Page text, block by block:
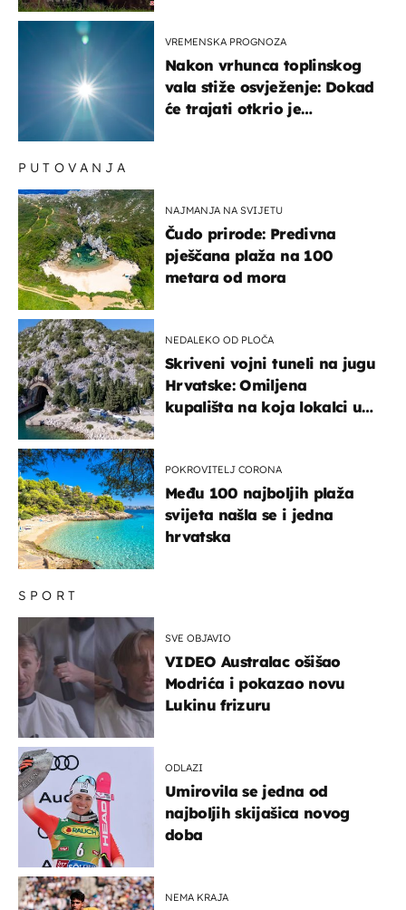
VREMENSKA PROGNOZA
Nakon vrhunca toplinskog
vala stiže osvježenje: Dokad
će trajati otkrio je
SPORT
SVE OBJAVIO
VIDEO Australac ošišao
Modrića i pokazao novu
Lukinu frizuru
ODLAZI
Umirovila se jedna od
najboljih skijašica novog
doba
NEMA KRAJA
PUTOVANJA
NAJMANJA NA SVIJETU
Čudo prirode: Predivna
pješčana plaža na 100
metara od mora
NEDALEKO OD PLOČA
Skriveni vojni tuneli na jugu
Hrvatske: Omiljena
kupališta na koja lokalci u
POKROVITELJ CORONA
Među 100 najboljih plaža
svijeta našla se i jedna
hrvatska